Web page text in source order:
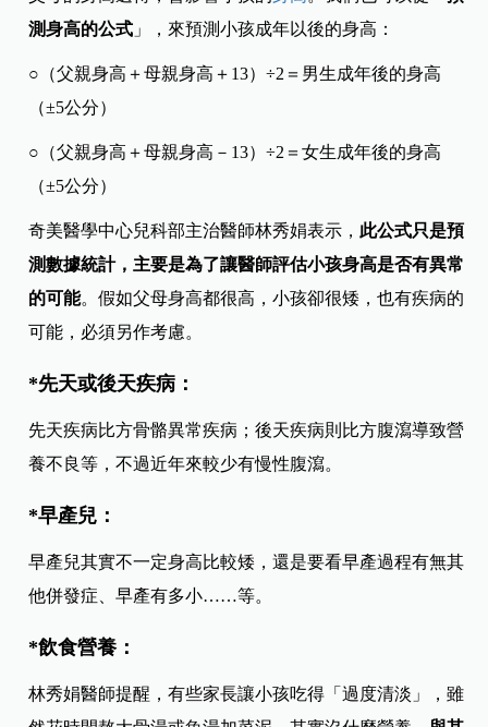
測身高的公式 」，來預測小孩成年以後的身高：
○（父親身高＋母親身高＋13）÷2＝男生成年後的身高
（±5公分）
○（父親身高＋母親身高－13）÷2＝女生成年後的身高
（±5公分）
奇美醫學中心兒科部主治醫師林秀娟表示，此公式只是預
測數據統計，主要是為了讓醫師評估小孩身高是否有異常
的可能。假如父母身高都很高，小孩卻很矮，也有疾病的
可能，必須另作考慮。
*先天或後天疾病：
先天疾病比方骨骼異常疾病；後天疾病則比方腹瀉導致營
養不良等，不過近年來較少有慢性腹瀉。
*早產兒：
早產兒其實不一定身高比較矮，還是要看早產過程有無其
他併發症、早產有多小……等。
*飲食營養：
林秀娟醫師提醒，有些家長讓小孩吃得「過度清淡」，雖